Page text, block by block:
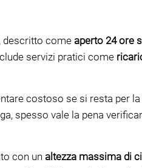
, descritto come aperto 24 ore
servizi pratici come
costoso se si resta per
spesso vale la pena
con un altezza massima di